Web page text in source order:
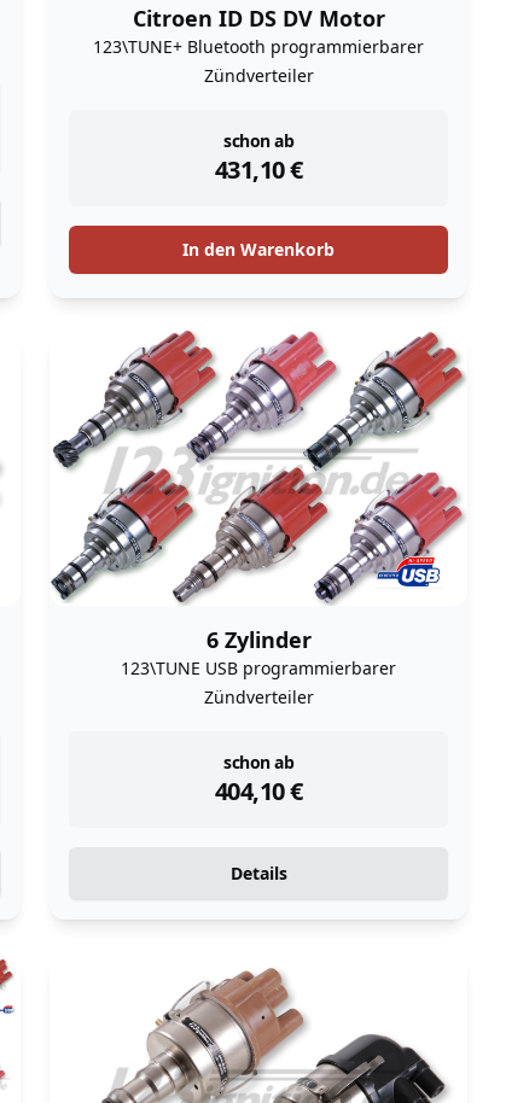
Citroen ID DS DV Motor
123\TUNE+ Bluetooth programmierbarer
Zündverteiler
schon ab
431,10€
instock
In den Warenkorb
6 Zylinder
123\TUNE USB programmierbarer
Zündverteiler
schon ab
404,10€
instock
Details